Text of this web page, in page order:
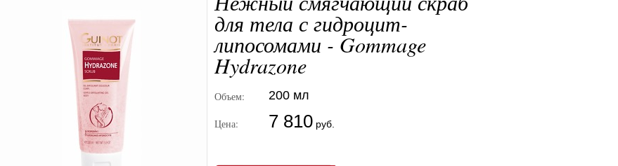
для тела с гидроцит-
липосомами - Gommage
Hydrazone
Объем: 200 мл
Цена: 7 810 руб.